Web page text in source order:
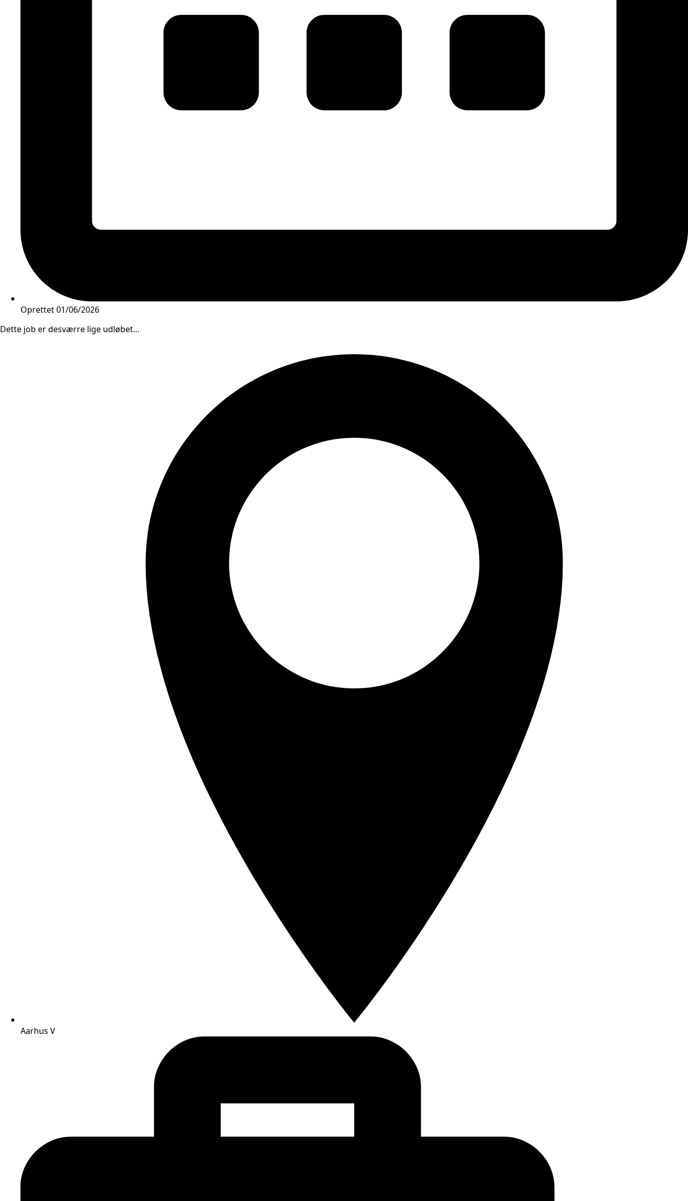
Oprettet01/06/2026
Dette job er desværre lige udløbet...
Aarhus V